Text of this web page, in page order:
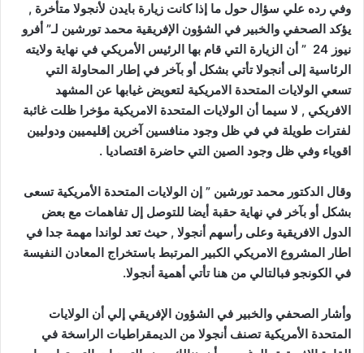
وفي رده علي سؤال حول ما إذا كانت زيارة بايدن لأنجولا متأخرة ,
يؤكد الصحفي والخبير في الشؤون الإفريقية محمد تورشين لـ” أفرو
نيوز 24 ” أن الزيارة التي قام بها الرئيس الأمريكي في نهاية ولايته
الرئاسية إلى أنجولا تأتي بشكل أو بآخر في إطار المحاولة التي
تسعي الولايات المتحدة الامريكية لتعويض غيابها عن المشهد
الافريكي , لا سيما أن الولايات المتحدة الامريكية مؤخرا ظلت غائبة
لفترات طويلة في في ظل وجود منافسين آخرين إقليميين ودوليين
اقوياء وفي ظل وجود الصين التي حاضرة اقتصاديا .
وقال الدكتور محمد تورشين ” إن الولايات المتحدة الأمريكية تسعى
بشكل أو بآخر في نهاية حقبة أيضا للتوصل إل تفاهمات مع بعض
الدول الافريقية وعلى رأسهم أنجولا , حيث تعد لواندا مهمة جدا في
اطار المشروع الامريكي الكبير المرتبط باستخراج المعادن النفيسة
في الكونجو فبالتالي من هنا تأتي أهمية أنجولا.
وأشار الصحفي والخبير في الشؤون الإفريقي إلي أن الولايات
المتحدة الأمريكية تصنف أنجولا من الديمقراطيات الراسخة في